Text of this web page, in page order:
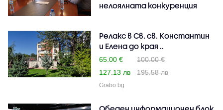
нелоялната конкуренция
Релакс в Св. св. Константин
и Елена до края ..
65.00 €
100.00 €
127.13 лв
195.58 лв
Grabo.bg